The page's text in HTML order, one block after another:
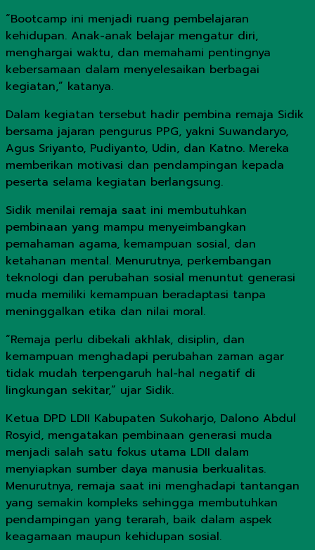
“Bootcamp ini menjadi ruang pembelajaran
kehidupan. Anak-anak belajar mengatur diri,
menghargai waktu, dan memahami pentingnya
kebersamaan dalam menyelesaikan berbagai
kegiatan,” katanya.
Dalam kegiatan tersebut hadir pembina remaja Sidik
bersama jajaran pengurus PPG, yakni Suwandaryo,
Agus Sriyanto, Pudiyanto, Udin, dan Katno. Mereka
memberikan motivasi dan pendampingan kepada
peserta selama kegiatan berlangsung.
Sidik menilai remaja saat ini membutuhkan
pembinaan yang mampu menyeimbangkan
pemahaman agama, kemampuan sosial, dan
ketahanan mental. Menurutnya, perkembangan
teknologi dan perubahan sosial menuntut generasi
muda memiliki kemampuan beradaptasi tanpa
meninggalkan etika dan nilai moral.
“Remaja perlu dibekali akhlak, disiplin, dan
kemampuan menghadapi perubahan zaman agar
tidak mudah terpengaruh hal-hal negatif di
lingkungan sekitar,” ujar Sidik.
Ketua DPD LDII Kabupaten Sukoharjo, Dalono Abdul
Rosyid, mengatakan pembinaan generasi muda
menjadi salah satu fokus utama LDII dalam
menyiapkan sumber daya manusia berkualitas.
Menurutnya, remaja saat ini menghadapi tantangan
yang semakin kompleks sehingga membutuhkan
pendampingan yang terarah, baik dalam aspek
keagamaan maupun kehidupan sosial.